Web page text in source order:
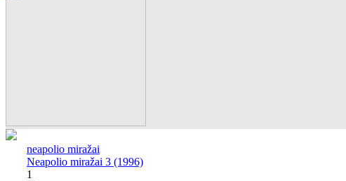
neapolio miražai
Neapolio miražai 3 (1996)
1